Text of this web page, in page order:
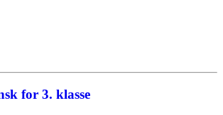
for 3. klasse